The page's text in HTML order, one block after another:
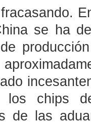
se ha
los chips
de las